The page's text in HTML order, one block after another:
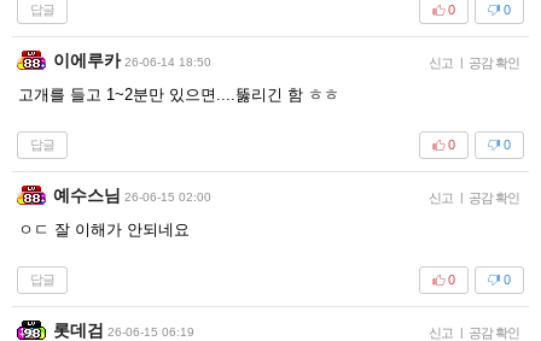
답글 0
0
이에루카 26-06-14 18:50 신고 | 공감 확인
고개를 들고 1~2분만 있으면....뚫리긴 함 ㅎㅎ
답글 0
0
예수스님 26-06-15 02:00 신고 | 공감 확인
ㅇㄷ 잘 이해가 안되네요
답글 0
0
롯데검 26-06-15 06:19 신고 | 공감 확인